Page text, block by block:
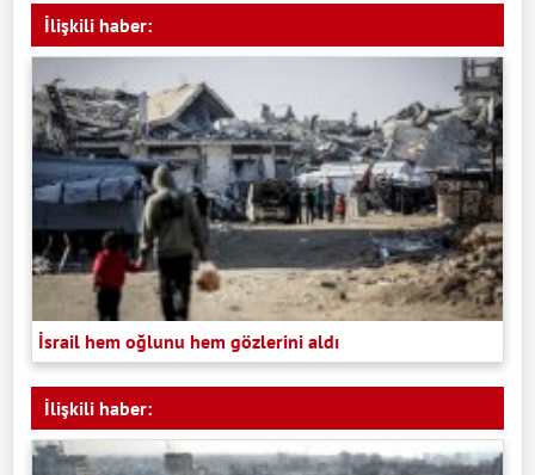
İlişkili haber:
İsrail hem oğlunu hem gözlerini aldı
İlişkili haber: